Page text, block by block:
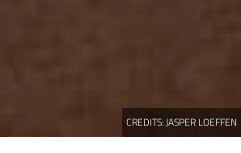
CREDITS: JASPER LOEFFEN